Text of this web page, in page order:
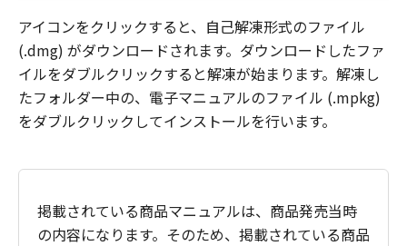
アイコンをクリックすると、自己解凍形式のファイル
(.dmg) がダウンロードされます。ダウンロードしたファ
イルをダブルクリックすると解凍が始まります。解凍し
たフォルダー中の、電子マニュアルのファイル (.mpkg)
をダブルクリックしてインストールを行います。
掲載されている商品マニュアルは、商品発売当時
の内容になります。そのため、掲載されている商品